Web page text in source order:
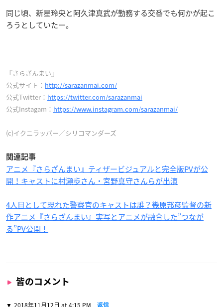
同じ頃、新星玲央と阿久津真武が勤務する交番でも何かが起こ
ろうとしていたー。
『さらざんまい』
公式サイト： http://sarazanmai.com/
公式Twitter： https://twitter.com/sarazanmai
公式Instagam： https://www.instagram.com/sarazanmai/
(c)イクニラッパー／シリコマンダーズ
関連記事
アニメ『さらざんまい』ティザービジュアルと完全版PVが公
開！キャストに村瀬歩さん・宮野真守さんらが出演
4人目として現れた警察官のキャストは誰？幾原邦彦監督の新
作アニメ『さらざんまい』実写とアニメが融合した”つなが
る”PV公開！
皆のコメント
2018年11月12日 at 4:15 PM 返信